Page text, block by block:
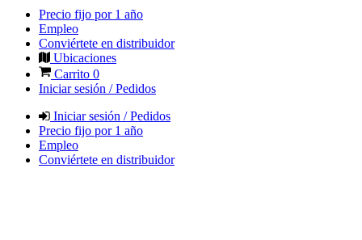
Precio fijo por 1 año
Empleo
Conviértete en distribuidor
Ubicaciones
Carrito 0
Iniciar sesión / Pedidos
Iniciar sesión / Pedidos
Precio fijo por 1 año
Empleo
Conviértete en distribuidor